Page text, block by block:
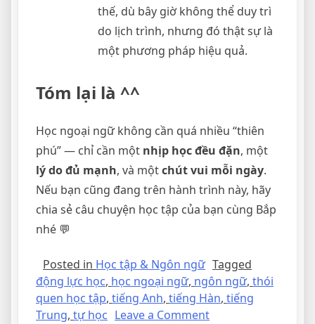
thế, dù bây giờ không thể duy trì
do lịch trình, nhưng đó thật sự là
một phương pháp hiệu quả.
Tóm lại là ^^
Học ngoại ngữ không cần quá nhiều “thiên
phú” — chỉ cần một nhịp học đều đặn, một
lý do đủ mạnh, và mộtchút vui mỗi ngày.
Nếu bạn cũng đang trên hành trình này, hãy
chia sẻ câu chuyện học tập của bạn cùng Bắp
nhé 💬
Posted in Học tập & Ngôn ngữ Tagged
động lực học, học ngoại ngữ, ngôn ngữ, thói
quen học tập, tiếng Anh, tiếng Hàn, tiếng
Trung, tự học Leave a Comment